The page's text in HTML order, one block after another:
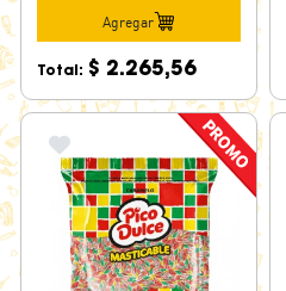
Agregar
Total: $ 2.265,56